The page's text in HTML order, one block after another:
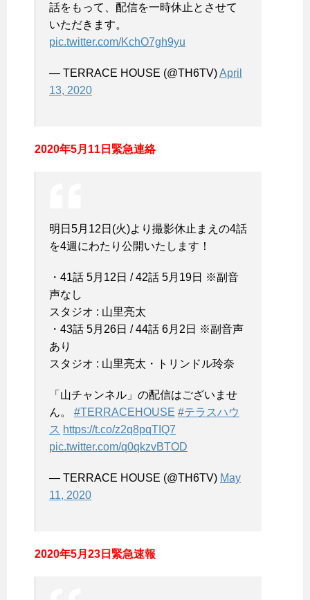
話をもって、配信を一時休止とさせて
いただきます。
pic.twitter.com/KchO7gh9yu
— TERRACE HOUSE (@TH6TV)April
13, 2020
2020年5月11日緊急連絡
明日5月12日(火)より撮影休止まえの4話
を4週にわたり公開いたします！
・41話 5月12日 / 42話 5月19日 ※副音
声なし
スタジオ : 山里亮太
・43話 5月26日 / 44話 6月2日 ※副音声
あり
スタジオ : 山里亮太・トリンドル玲奈
「山チャンネル」の配信はございませ
ん。 #TERRACEHOUSE #テラスハウ
ス https://t.co/z2q8pqTIQ7
pic.twitter.com/q0qkzvBTOD
— TERRACE HOUSE (@TH6TV) May
11, 2020
2020年5月23日緊急速報